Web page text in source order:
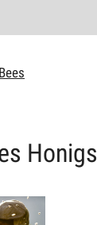
Honigs